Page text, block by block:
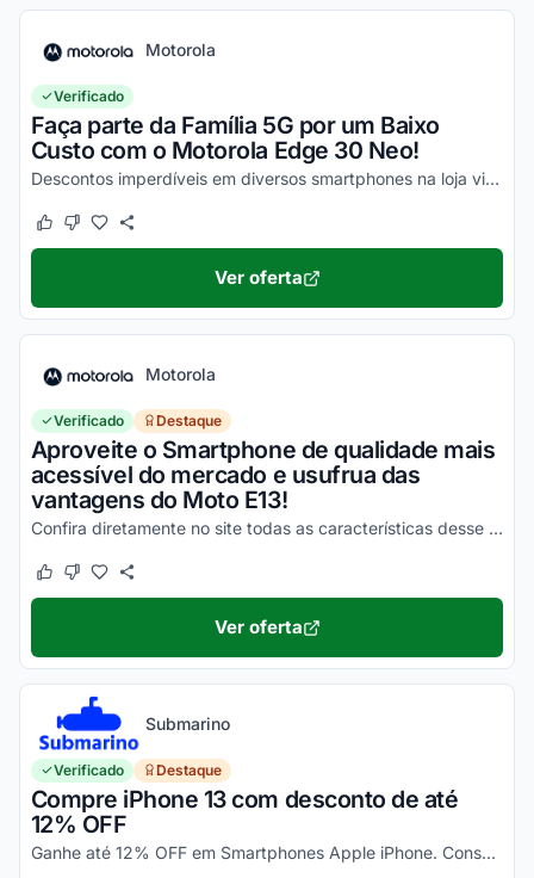
Motorola
Verificado
Faça parte da Família 5G por um Baixo
Custo com o Motorola Edge 30 Neo!
Descontos imperdíveis em diversos smartphones na loja virtual, incluindo o Moto Edge 30 Neo. Confira!
Este cupom funcionou
Este cupom não funcionou
Ver oferta
Motorola
Verificado Destaque
Aproveite o Smartphone de qualidade mais
acessível do mercado e usufrua das
vantagens do Moto E13!
Confira diretamente no site todas as características desse novo smartphone Motorola e aproveite!
Este cupom funcionou
Este cupom não funcionou
Ver oferta
Submarino
Verificado Destaque
Compre iPhone 13 com desconto de até
12% OFF
Ganhe até 12% OFF em Smartphones Apple iPhone. Consulte ainda condições diferenciadas para pagamento no cartão Submarino. Confira!